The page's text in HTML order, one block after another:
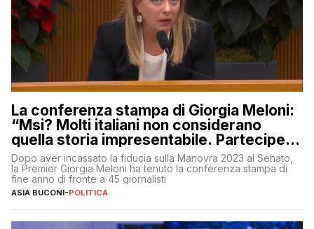
La conferenza stampa di Giorgia Meloni:
“Msi? Molti italiani non considerano
quella storia impresentabile. Parteciperò
al 25 aprile”
Dopo aver incassato la fiducia sulla Manovra 2023 al Senato,
la Premier Giorgia Meloni ha tenuto la conferenza stampa di
fine anno di fronte a 45 giornalisti
ASIA BUCONI-POLITICA